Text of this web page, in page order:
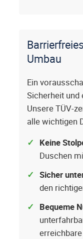
Umbau
Ein
Sicherheit und
Unsere TÜV-
alle wichtigen
Keine
Duschen
Sicher
den
Bequeme